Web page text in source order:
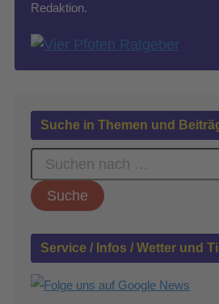
Redaktion.
Suche in Themen und
c
h
n
c
Service / Infos / Wetter und